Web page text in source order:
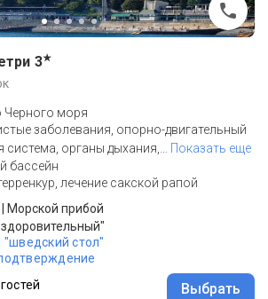
3★
Черного моря
заболевания, опорно-двигательный
система, органы дыхания,
Показать еще
бассейн
лечение сакской рапой
Морской прибой
стол"
Выбрать